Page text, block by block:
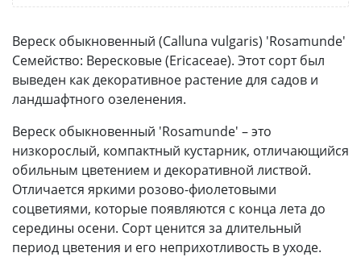
Вереск обыкновенный (Calluna vulgaris) 'Rosamunde'
Семейство: Вересковые (Ericaceae). Этот сорт был
выведен как декоративное растение для садов и
ландшафтного озеленения.
Вереск обыкновенный 'Rosamunde' – это
низкорослый, компактный кустарник, отличающийся
обильным цветением и декоративной листвой.
Отличается яркими розово-фиолетовыми
соцветиями, которые появляются с конца лета до
середины осени. Сорт ценится за длительный
период цветения и его неприхотливость в уходе.